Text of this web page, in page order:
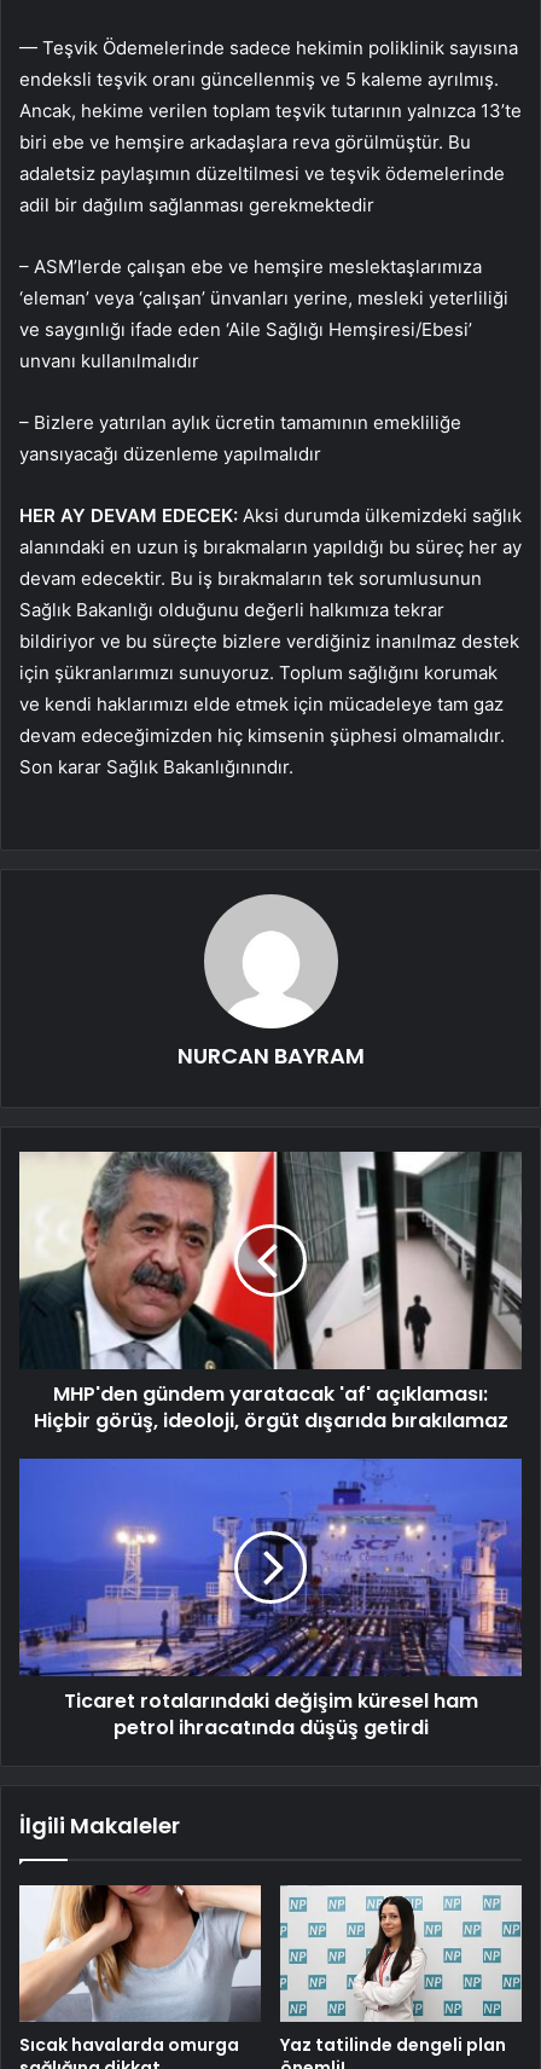
— Teşvik Ödemelerinde sadece hekimin poliklinik sayısına
endeksli teşvik oranı güncellenmiş ve 5 kaleme ayrılmış.
Ancak, hekime verilen toplam teşvik tutarının yalnızca 13’te
biri ebe ve hemşire arkadaşlara reva görülmüştür. Bu
adaletsiz paylaşımın düzeltilmesi ve teşvik ödemelerinde
adil bir dağılım sağlanması gerekmektedir
– ASM’lerde çalışan ebe ve hemşire meslektaşlarımıza
‘eleman’ veya ‘çalışan’ ünvanları yerine, mesleki yeterliliği
ve saygınlığı ifade eden ‘Aile Sağlığı Hemşiresi/Ebesi’
unvanı kullanılmalıdır
– Bizlere yatırılan aylık ücretin tamamının emekliliğe
yansıyacağı düzenleme yapılmalıdır
HER AY DEVAM EDECEK: Aksi durumda ülkemizdeki sağlık
alanındaki en uzun iş bırakmaların yapıldığı bu süreç her ay
devam edecektir. Bu iş bırakmaların tek sorumlusunun
Sağlık Bakanlığı olduğunu değerli halkımıza tekrar
bildiriyor ve bu süreçte bizlere verdiğiniz inanılmaz destek
için şükranlarımızı sunuyoruz. Toplum sağlığını korumak
ve kendi haklarımızı elde etmek için mücadeleye tam gaz
devam edeceğimizden hiç kimsenin şüphesi olmamalıdır.
Son karar Sağlık Bakanlığınındır.
NURCAN BAYRAM
MHP'den gündem yaratacak 'af' açıklaması:
Hiçbir görüş, ideoloji, örgüt dışarıda bırakılamaz
Ticaret rotalarındaki değişim küresel ham
petrol ihracatında düşüş getirdi
İlgili Makaleler
Sıcak havalarda omurga
Yaz tatilinde dengeli plan